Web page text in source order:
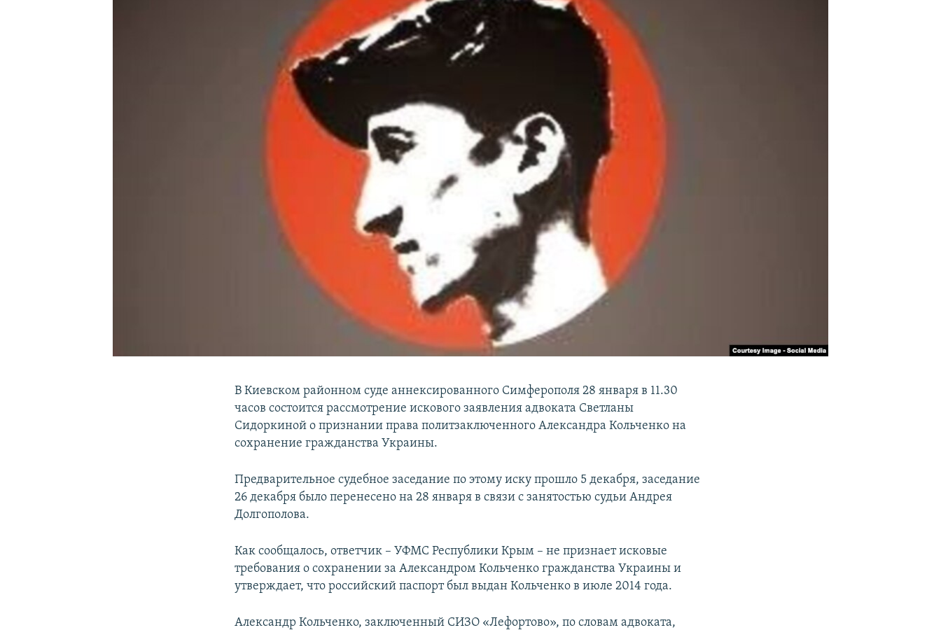
В Киевском районном суде аннексированного Симферополя 28 января в 11.30
часов состоится рассмотрение искового заявления адвоката Светланы
Сидоркиной о признании права политзаключенного Александра Кольченко на
сохранение гражданства Украины.
Предварительное судебное заседание по этому иску прошло 5 декабря, заседание
26 декабря было перенесено на 28 января в связи с занятостью судьи Андрея
Долгополова.
Как сообщалось, ответчик – УФМС Республики Крым – не признает исковые
требования о сохранении за Александром Кольченко гражданства Украины и
утверждает, что российский паспорт был выдан Кольченко в июле 2014 года.
Александр Кольченко, заключенный СИЗО «Лефортово», по словам адвоката,